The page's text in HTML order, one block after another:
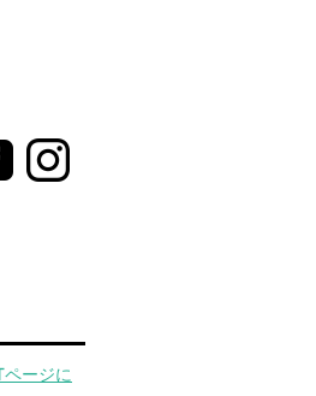
ページに